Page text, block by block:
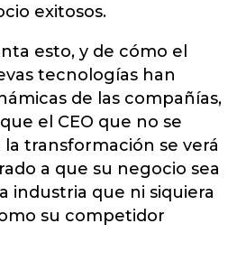
exitosos.
esto, y de cómo el
tecnologías han
de las compañías,
el CEO que no se
transformación se verá
a que su negocio sea
industria que ni siquiera
su competidor